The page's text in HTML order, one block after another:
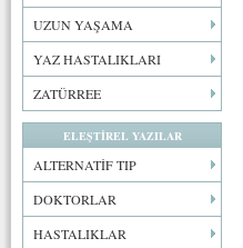
UZUN YAŞAMA
YAZ HASTALIKLARI
ZATÜRREE
ELEŞTİREL YAZILAR
ALTERNATİF TIP
DOKTORLAR
HASTALIKLAR